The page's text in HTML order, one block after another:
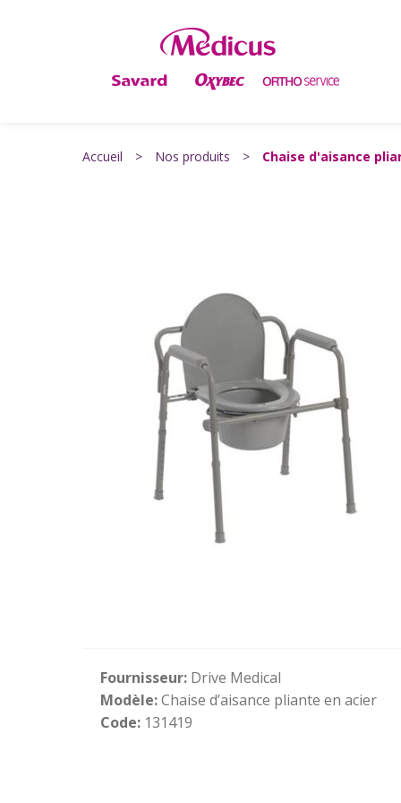
Accueil > Nos produits > Chaise d'aisance
Fournisseur: Drive Medical
Modèle:Chaise d’aisance pliante en acier
Code: 131419